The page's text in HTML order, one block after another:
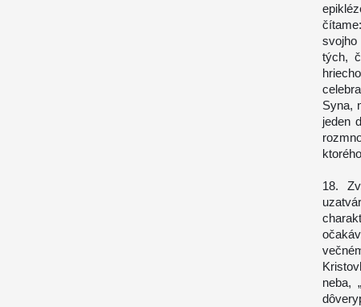
tých,
Syna,
jeden
18.
neba,